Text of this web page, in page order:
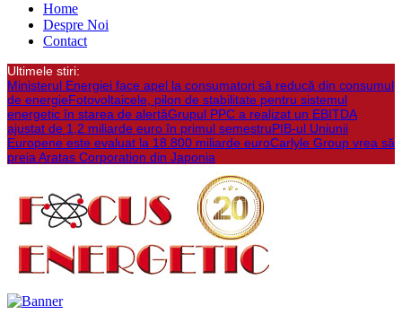
Home
Despre Noi
Contact
Ultimele stiri:
Ministerul Energiei face apel la consumatori să reducă din consumul
de energieFotovoltaicele, pilon de stabilitate pentru sistemul
energetic în starea de alertăGrupul PPC a realizat un EBITDA
ajustat de 1,2 miliarde euro în primul semestruPIB-ul Uniunii
Europene este evaluat la 18.800 miliarde euroCarlyle Group vrea să
preia Aratas Corporation din Japonia